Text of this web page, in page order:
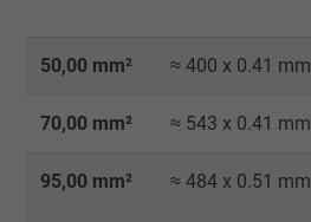
50,00 mm² ≈ 400 x 0.41 mm
70,00 mm² ≈ 543 x 0.41 mm
95,00 mm² ≈ 484 x 0.51 mm